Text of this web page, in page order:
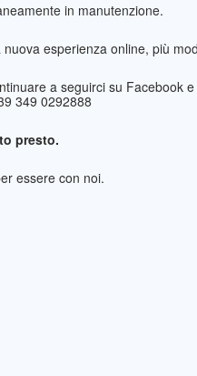
in manutenzione.
esperienza online, più
a seguirci su Facebook
349 0292888
presto.
essere con noi.